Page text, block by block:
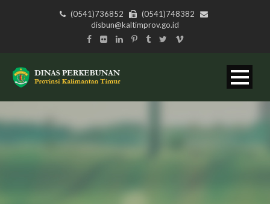
(0541)736852
(0541)748382
disbun@kaltimprov.go.id